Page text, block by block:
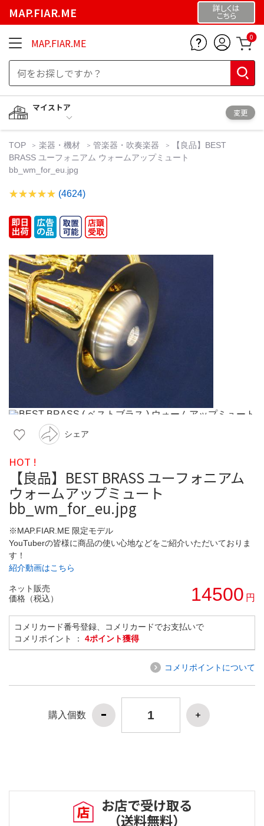
MAP.FIAR.ME 詳しくは
こちら
MAP.FIAR.ME 0
マイストア
変更
TOP 楽器・機材 管楽器・吹奏楽器
【良品】BEST
BRASS ユーフォニアム ウォームアップミュート
bb_wm_for_eu.jpg
(4624)
シェア
HOT !
【良品】BEST BRASS ユーフォニアム
ウォームアップミュート
bb_wm_for_eu.jpg
※MAP.FIAR.ME 限定モデル
YouTuberの皆様に商品の使い心地などをご紹介いただいておりま
す！
紹介動画はこちら
ネット販売
価格（税込）
14500 円
コメリカード番号登録、コメリカードでお支払いで
コメリポイント ： 4ポイント獲得
コメリポイントについて
購入個数
お店で受け取る
（送料無料）